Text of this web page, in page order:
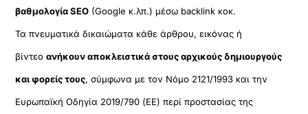
βαθμολογία SEO (Google κ.λπ.) μέσω backlink κοκ.
Τα πνευματικά δικαιώματα κάθε άρθρου, εικόνας ή
βίντεοανήκουν αποκλειστικά στους αρχικούς δημιουργούς
και φορείς τους, σύμφωνα με τον Νόμο 2121/1993 και την
Ευρωπαϊκή Οδηγία 2019/790 (ΕΕ) περί προστασίας της